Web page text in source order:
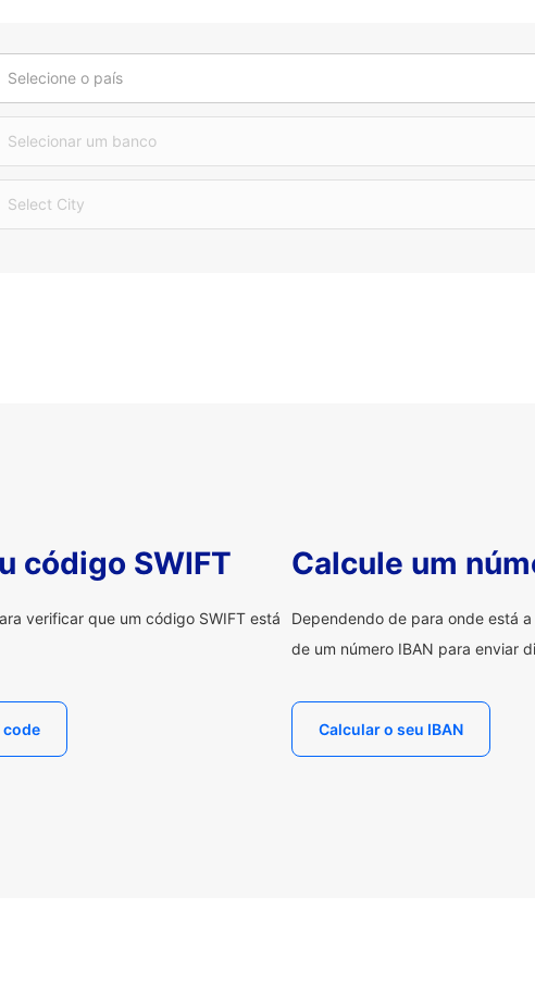
Selecione o país
Selecionar um banco
Select City
código SWIFT
verificar que um código SWIFT está
code
Calcule um
Dependendo de para onde está
de um número IBAN para enviar
Calcular o seu IBAN